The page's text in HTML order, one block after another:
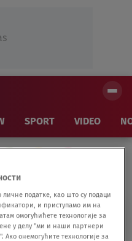
SPORT VIDEO
личне податке, као што су подаци
и приступамо им на
омогућићете технологије за
у делу "ми и наши партнери
Ако онемогућите технологије за